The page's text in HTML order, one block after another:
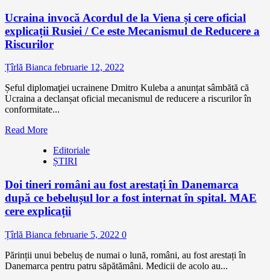
Ucraina invocă Acordul de la Viena și cere oficial
explicații Rusiei / Ce este Mecanismul de Reducere a
Riscurilor
Țîrlă Bianca februarie 12, 2022
Șeful diplomaţiei ucrainene Dmitro Kuleba a anunțat sâmbătă că
Ucraina a declanșat oficial mecanismul de reducere a riscurilor în
conformitate...
Read More
Editoriale
ȘTIRI
Doi tineri români au fost arestați în Danemarca
după ce bebelușul lor a fost internat în spital. MAE
cere explicații
Țîrlă Bianca februarie 5, 2022 0
Părinții unui bebeluș de numai o lună, români, au fost arestați în
Danemarca pentru patru săpătămâni. Medicii de acolo au...